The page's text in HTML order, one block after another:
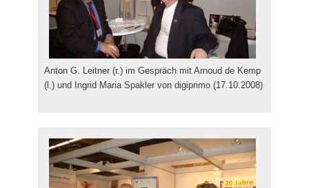
Anton G. Leitner (r.) im Gespräch mit Arnoud de Kemp
(l.) und Ingrid Maria Spakler von digiprimo (17.10.2008)